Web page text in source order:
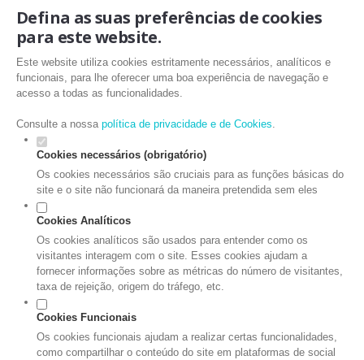
Defina as suas preferências de cookies
para este website.
Este website utiliza cookies estritamente necessários, analíticos e
funcionais, para lhe oferecer uma boa experiência de navegação e
acesso a todas as funcionalidades.
Consulte a nossa política de privacidade e de Cookies.
Cookies necessários (obrigatório)
Os cookies necessários são cruciais para as funções básicas do
site e o site não funcionará da maneira pretendida sem eles
Cookies Analíticos
Os cookies analíticos são usados para entender como os
visitantes interagem com o site. Esses cookies ajudam a
fornecer informações sobre as métricas do número de visitantes,
taxa de rejeição, origem do tráfego, etc.
Cookies Funcionais
Os cookies funcionais ajudam a realizar certas funcionalidades,
como compartilhar o conteúdo do site em plataformas de social